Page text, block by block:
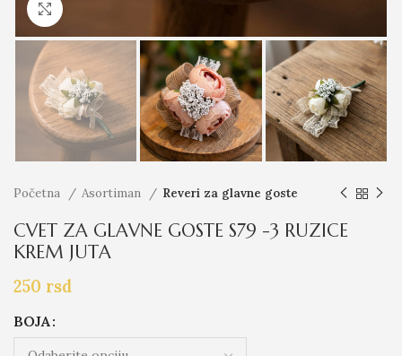
Početna Asortiman Reveri za glavne goste
CVET ZA GLAVNE GOSTE S79 -3 RUZICE
KREM JUTA
250 rsd
BOJA